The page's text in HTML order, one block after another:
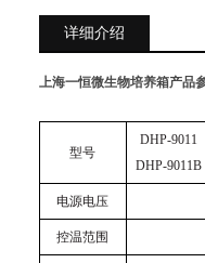
详细介绍
上海一恒微生物培养箱产品
型号
DHP-9011
DHP-9011B
电源电压
控温范围